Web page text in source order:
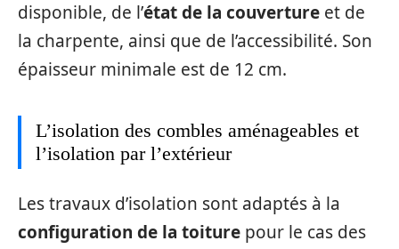
disponible, de l’état de la couverture et de
la charpente, ainsi que de l’accessibilité. Son
épaisseur minimale est de 12 cm.
L’isolation des combles aménageables et
l’isolation par l’extérieur
Les travaux d’isolation sont adaptés à la
configuration de la toiture pour le cas des